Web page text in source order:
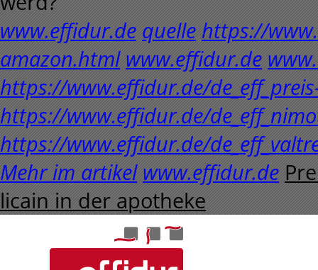
www.effidur.de quelle https://
amazon.html www.effidur.de
https://www.effidur.de/
https://www.effidur.de/
https://www.effidur.de/
Mehr im artikel www.effidur.de
licain in der apotheke